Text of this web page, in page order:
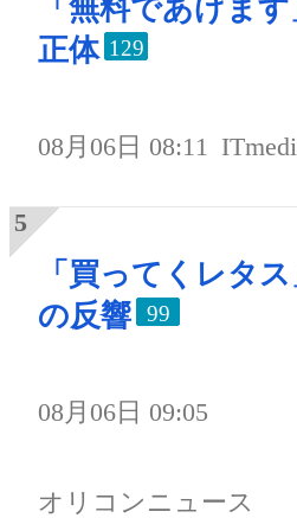
「無料であげま
正体 129
08月06日 08:11
「買ってくレタ
の反響
99
08月06日 09:05
オリコンニュース